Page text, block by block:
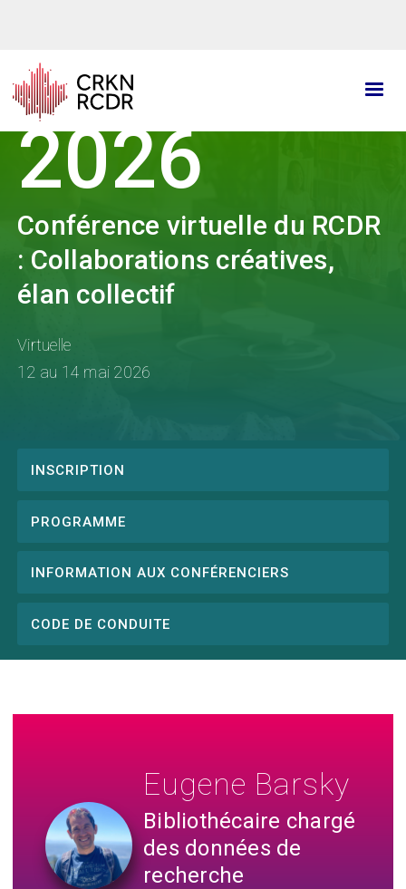
principal
2026
Conférence virtuelle du RCDR
: Collaborations créatives,
élan collectif
Virtuelle
12 au 14 mai 2026
Conference
INSCRIPTION
PROGRAMME
INFORMATION AUX CONFÉRENCIERS
CODE DE CONDUITE
Eugene Barsky
Bibliothécaire chargé
des données de
recherche